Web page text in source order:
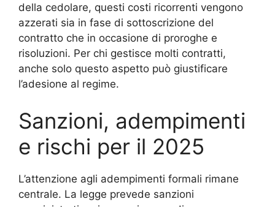
della cedolare, questi costi ricorrenti vengono
azzerati sia in fase di sottoscrizione del
contratto che in occasione di proroghe e
risoluzioni. Per chi gestisce molti contratti,
anche solo questo aspetto può giustificare
l’adesione al regime.
Sanzioni, adempimenti
e rischi per il 2025
L’attenzione agli adempimenti formali rimane
centrale. La legge prevede sanzioni